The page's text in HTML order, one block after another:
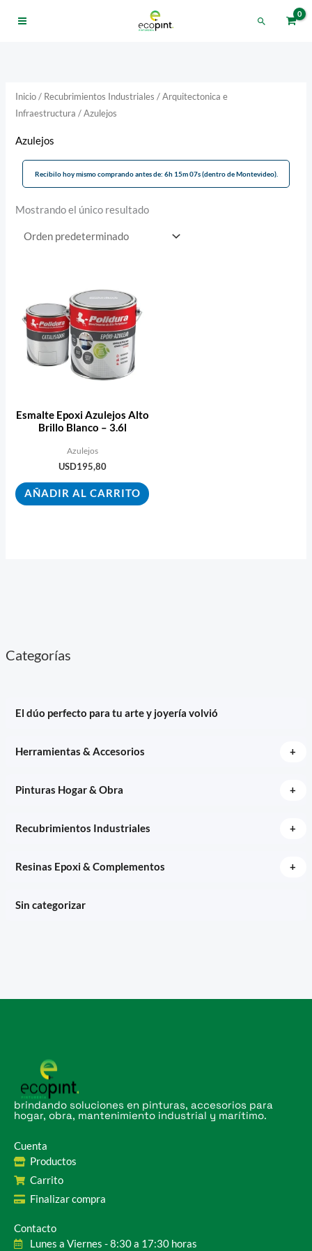
Buscar
Categorías
El dúo perfecto para tu arte y joyería volvió
Herramientas & Accesorios +
Pinturas Hogar & Obra +
Recubrimientos Industriales +
Resinas Epoxi & Complementos +
Sin categorizar
Inicio/ Recubrimientos Industriales /Arquitectonica e
Infraestructura / Azulejos
Azulejos
Recibilo hoy mismo comprando antes de: 6h 15m 07s (dentro de Montevideo).
Mostrando el único resultado
Esmalte Epoxi Azulejos Alto
Brillo Blanco – 3.6l
Azulejos
USD195,80
AÑADIR AL CARRITO
brindando soluciones en pinturas, accesorios para
hogar, obra, mantenimiento industrial y marítimo.
Cuenta
Productos
Carrito
Finalizar compra
Contacto
Lunes a Viernes - 8:30 a 17:30 horas